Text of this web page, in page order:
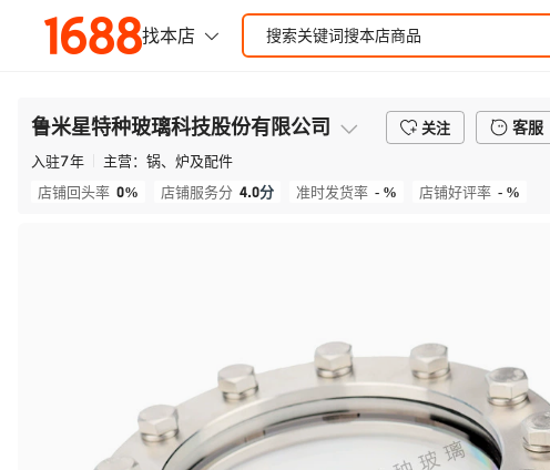
鲁米星特种玻璃科技股份有限公司 关注 客服
入驻7年 主营： 锅、炉及配件
店铺回头率 0% 店铺服务分 4.0分 准时发货率 - % 店铺好评率 - %